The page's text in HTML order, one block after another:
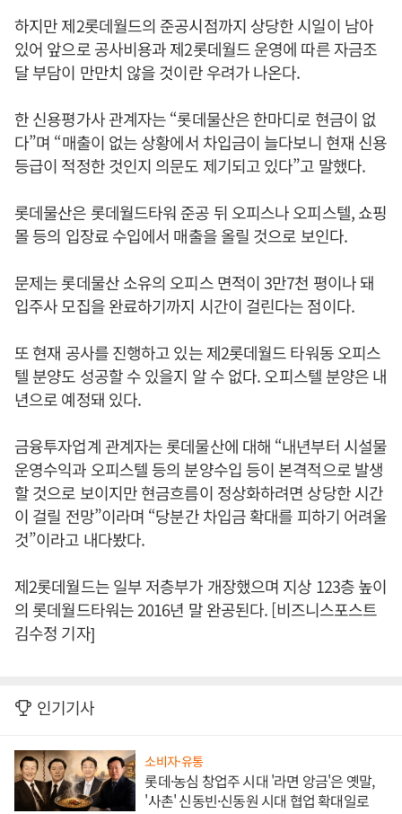
하지만 제2롯데월드의 준공시점까지 상당한 시일이 남아
있어 앞으로 공사비용과 제2롯데월드 운영에 따른 자금조
달 부담이 만만치 않을 것이란 우려가 나온다.
한 신용평가사 관계자는 “롯데물산은 한마디로 현금이 없
다”며 “매출이 없는 상황에서 차입금이 늘다보니 현재 신용
등급이 적정한 것인지 의문도 제기되고 있다”고 말했다.
롯데물산은 롯데월드타워 준공 뒤 오피스나 오피스텔, 쇼핑
몰 등의 입장료 수입에서 매출을 올릴 것으로 보인다.
문제는 롯데물산 소유의 오피스 면적이 3만7천 평이나 돼
입주사 모집을 완료하기까지 시간이 걸린다는 점이다.
또 현재 공사를 진행하고 있는 제2롯데월드 타워동 오피스
텔 분양도 성공할 수 있을지 알 수 없다. 오피스텔 분양은 내
년으로 예정돼 있다.
금융투자업계 관계자는 롯데물산에 대해 “내년부터 시설물
운영수익과 오피스텔 등의 분양수입 등이 본격적으로 발생
할 것으로 보이지만 현금흐름이 정상화하려면 상당한 시간
이 걸릴 전망”이라며 “당분간 차입금 확대를 피하기 어려울
것”이라고 내다봤다.
제2롯데월드는 일부 저층부가 개장했으며 지상 123층 높이
의 롯데월드타워는 2016년 말 완공된다. [비즈니스포스트
김수정 기자]
인기기사
소비자·유통
롯데·농심 창업주 시대 '라면 앙금'은 옛말,
'사촌' 신동빈·신동원 시대 협업 확대일로